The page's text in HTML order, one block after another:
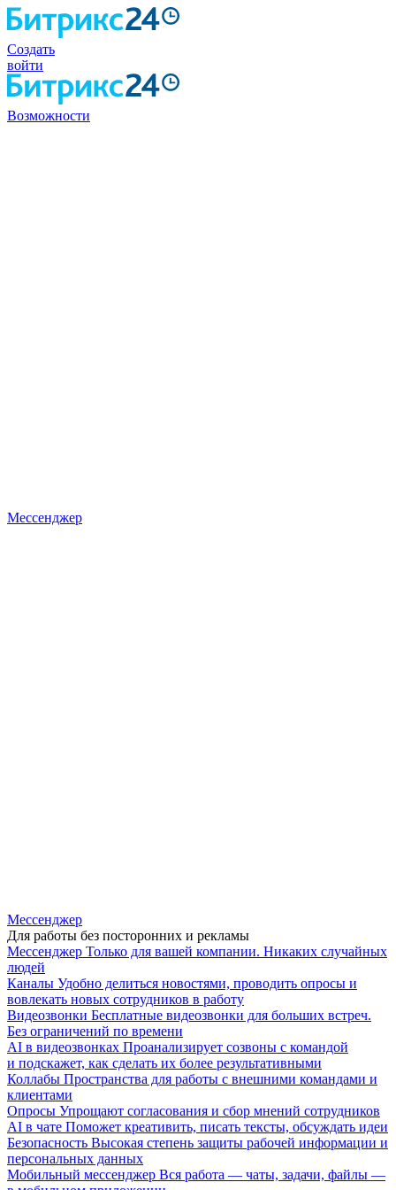
Создать
войти
Возможности
Мессенджер
Мессенджер
Для работы без посторонних и рекламы
Мессенджер Только для вашей компании. Никаких случайных
людей
Каналы Удобно делиться новостями, проводить опросы и
вовлекать новых сотрудников в работу
Видеозвонки Бесплатные видеозвонки для больших встреч.
Без ограничений по времени
AI в видеозвонках Проанализирует созвоны с командой
и подскажет, как сделать их более результативными
Коллабы Пространства для работы с внешними командами и
клиентами
Опросы Упрощают согласования и сбор мнений сотрудников
AI в чате Поможет креативить, писать тексты, обсуждать идеи
Безопасность Высокая степень защиты рабочей информации и
персональных данных
Мобильный мессенджер Вся работа — чаты, задачи, файлы —